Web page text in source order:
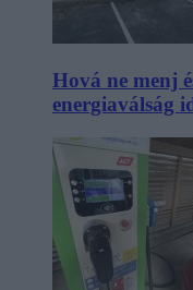
Hová ne menj
energiaválság